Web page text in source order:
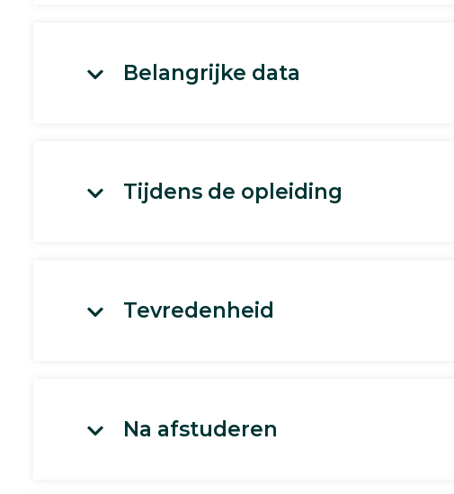
Belangrijke data
Tijdens de opleiding
Tevredenheid
Na afstuderen